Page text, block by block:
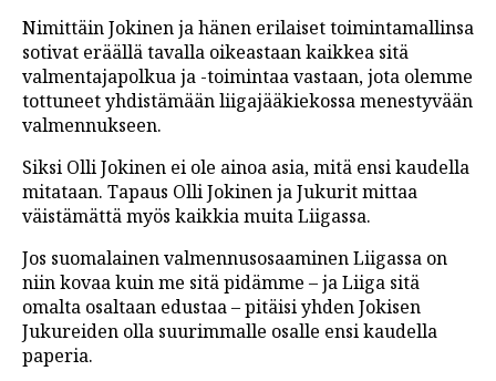
Nimittäin Jokinen ja hänen erilaiset toimintamallinsa
sotivat eräällä tavalla oikeastaan kaikkea sitä
valmentajapolkua ja -toimintaa vastaan, jota olemme
tottuneet yhdistämään liigajääkiekossa menestyvään
valmennukseen.
Siksi Olli Jokinen ei ole ainoa asia, mitä ensi kaudella
mitataan. Tapaus Olli Jokinen ja Jukurit mittaa
väistämättä myös kaikkia muita Liigassa.
Jos suomalainen valmennusosaaminen Liigassa on
niin kovaa kuin me sitä pidämme – ja Liiga sitä
omalta osaltaan edustaa – pitäisi yhden Jokisen
Jukureiden olla suurimmalle osalle ensi kaudella
paperia.